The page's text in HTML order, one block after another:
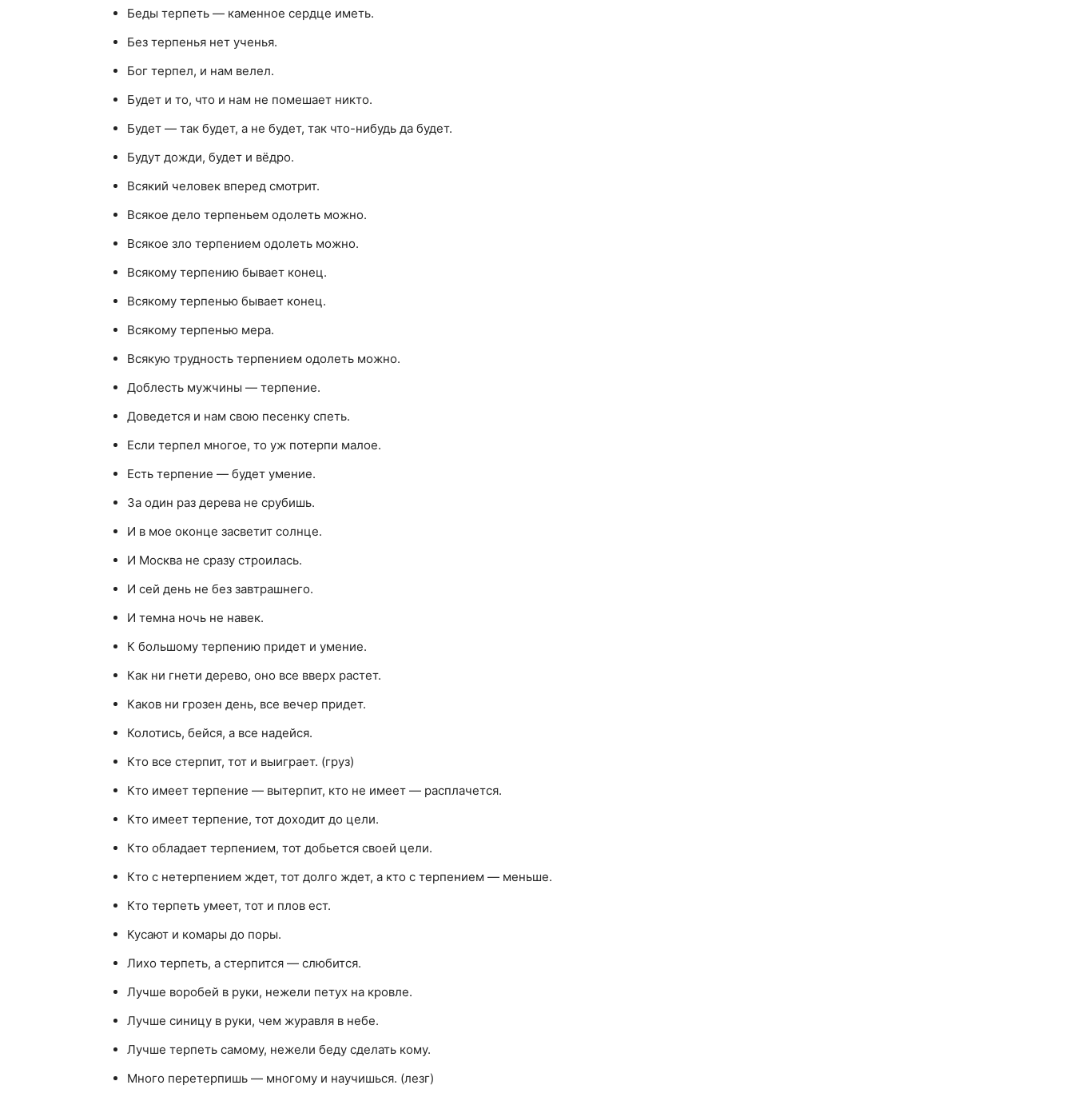
Беды терпеть — каменное сердце иметь.
Без терпенья нет ученья.
Бог терпел, и нам велел.
Будет и то, что и нам не помешает никто.
Будет — так будет, а не будет, так что-нибудь да будет.
Будут дожди, будет и вёдро.
Всякий человек вперед смотрит.
Всякое дело терпеньем одолеть можно.
Всякое зло терпением одолеть можно.
Всякому терпению бывает конец.
Всякому терпенью бывает конец.
Всякому терпенью мера.
Всякую трудность терпением одолеть можно.
Доблесть мужчины — терпение.
Доведется и нам свою песенку спеть.
Если терпел многое, то уж потерпи малое.
Есть терпение — будет умение.
За один раз дерева не срубишь.
И в мое оконце засветит солнце.
И Москва не сразу строилась.
И сей день не без завтрашнего.
И темна ночь не навек.
К большому терпению придет и умение.
Как ни гнети дерево, оно все вверх растет.
Каков ни грозен день, все вечер придет.
Колотись, бейся, а все надейся.
Кто все стерпит, тот и выиграет. (груз)
Кто имеет терпение — вытерпит, кто не имеет — расплачется.
Кто имеет терпение, тот доходит до цели.
Кто обладает терпением, тот добьется своей цели.
Кто с нетерпением ждет, тот долго ждет, а кто с терпением — меньше.
Кто терпеть умеет, тот и плов ест.
Кусают и комары до поры.
Лихо терпеть, а стерпится — слюбится.
Лучше воробей в руки, нежели петух на кровле.
Лучше синицу в руки, чем журавля в небе.
Лучше терпеть самому, нежели беду сделать кому.
Много перетерпишь — многому и научишься. (лезг)